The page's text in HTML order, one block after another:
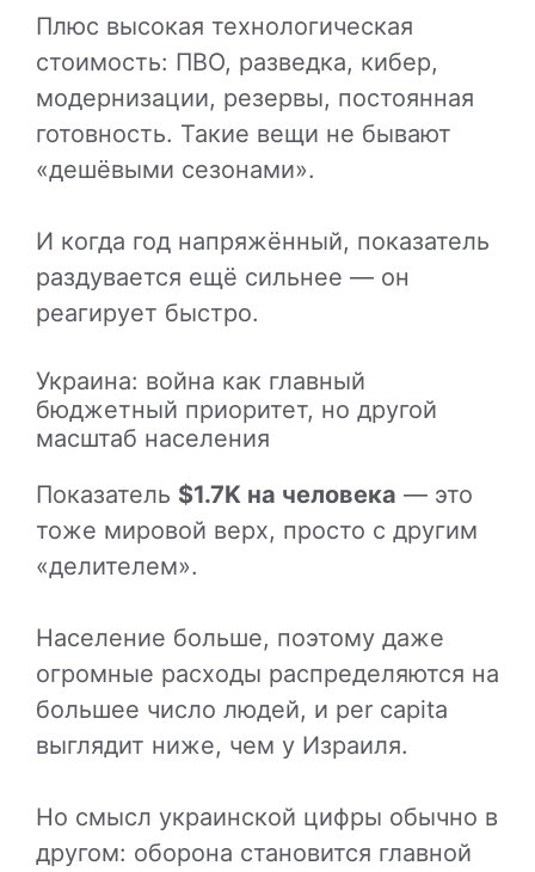
Плюс высокая технологическая
стоимость: ПВО, разведка, кибер,
модернизации, резервы, постоянная
готовность. Такие вещи не бывают
«дешёвыми сезонами».
И когда год напряжённый, показатель
раздувается ещё сильнее — он
реагирует быстро.
Украина: война как главный
бюджетный приоритет, но другой
масштаб населения
Показатель $1.7K на человека — это
тоже мировой верх, просто с другим
«делителем».
Население больше, поэтому даже
огромные расходы распределяются на
большее число людей, и per capita
выглядит ниже, чем у Израиля.
Но смысл украинской цифры обычно в
другом: оборона становится главной